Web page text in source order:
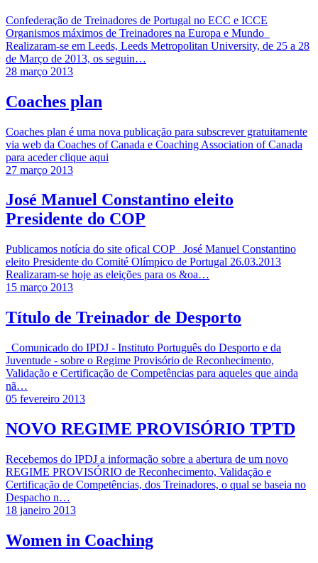
Confederação de Treinadores de Portugal no ECC e ICCE
Organismos máximos de Treinadores na Europa e Mundo
Realizaram-se em Leeds, Leeds Metropolitan University, de 25 a 28
de Março de 2013, os seguin…
28 março 2013
Coaches plan
Coaches plan é uma nova publicação para subscrever gratuitamente
via web da Coaches of Canada e Coaching Association of Canada
para aceder clique aqui
27 março 2013
José Manuel Constantino eleito
Presidente do COP
Publicamos notícia do site ofical COP José Manuel Constantino
eleito Presidente do Comité Olímpico de Portugal 26.03.2013
Realizaram-se hoje as eleições para os &oa…
15 março 2013
Título de Treinador de Desporto
Comunicado do IPDJ - Instituto Português do Desporto e da
Juventude - sobre o Regime Provisório de Reconhecimento,
Validação e Certificação de Competências para aqueles que ainda
nã…
05 fevereiro 2013
NOVO REGIME PROVISÓRIO TPTD
Recebemos do IPDJ a informação sobre a abertura de um novo
REGIME PROVISÓRIO de Reconhecimento, Validação e
Certificação de Competências, dos Treinadores, o qual se baseia no
Despacho n…
18 janeiro 2013
Women in Coaching